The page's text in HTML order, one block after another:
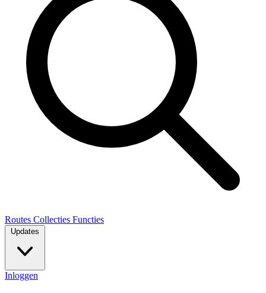
Routes Collecties Functies
Updates
Inloggen